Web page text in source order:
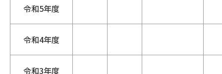
令和5年度
令和4年度
令和3年度